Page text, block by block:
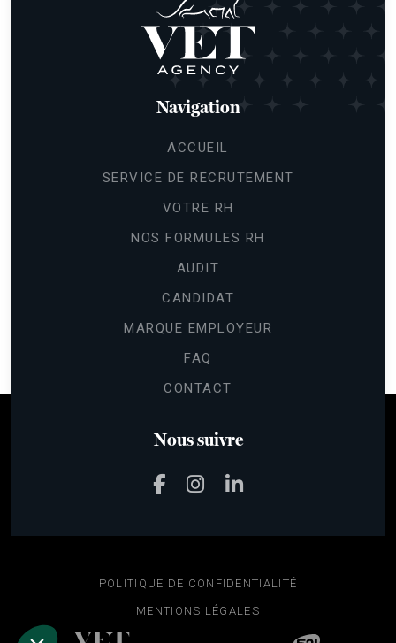
personnaliser le contenu et les annonces,
'Préférences de cookies' situé dans le pied de page.
Lire la politique de confidentialité
Voici pourquoi nous utilisons des cookies.
Partage de données avec Google
Navigation
ACCUEIL
SERVICE DE RECRUTEMENT
VOTRE RH
NOS FORMULES RH
AUDIT
CANDIDAT
MARQUE EMPLOYEUR
FAQ
CONTACT
Nous suivre
POLITIQUE DE CONFIDENTIALITÉ
MENTIONS LÉGALES